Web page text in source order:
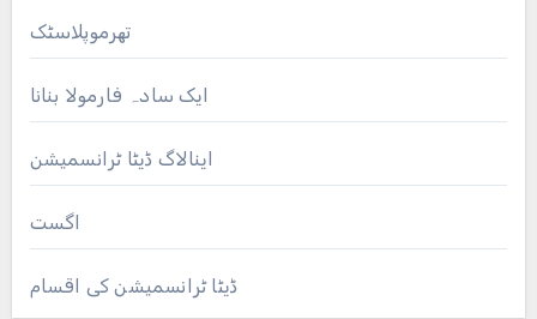
تھرموپلاسٹک
ایک سادہ فارمولا بنانا
اینالاگ ڈیٹا ٹرانسمیشن
اگست
ڈیٹا ٹرانسمیشن کی اقسام